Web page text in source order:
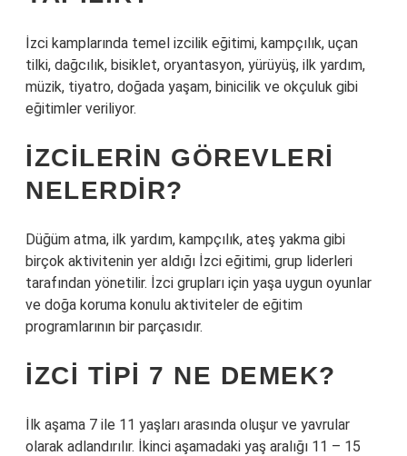
İzci kamplarında temel izcilik eğitimi, kampçılık, uçan
tilki, dağcılık, bisiklet, oryantasyon, yürüyüş, ilk yardım,
müzik, tiyatro, doğada yaşam, binicilik ve okçuluk gibi
eğitimler veriliyor.
İZCILERIN GÖREVLERI
NELERDIR?
Düğüm atma, ilk yardım, kampçılık, ateş yakma gibi
birçok aktivitenin yer aldığı İzci eğitimi, grup liderleri
tarafından yönetilir. İzci grupları için yaşa uygun oyunlar
ve doğa koruma konulu aktiviteler de eğitim
programlarının bir parçasıdır.
İZCI TIPI 7 NE DEMEK?
İlk aşama 7 ile 11 yaşları arasında oluşur ve yavrular
olarak adlandırılır. İkinci aşamadaki yaş aralığı 11 – 15